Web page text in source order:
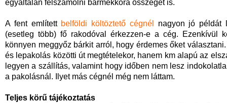
egyáltalán felszámolni bármekkora összeget is.
A fent említett belföldi költöztető cégnél
nagyon jó példát
(esetleg több) fő rakodóval érkezzen-e a cég. Ezenkívül
könnyen meggyőz bárkit arról, hogy érdemes őket
és lepakolás közötti út megtételekor, hanem km alapú az
legyen a szállítás, valamint hogy időben nem lesz
a pakolásnál. Ilyet más cégnél még nem láttam.
Teljes körű tájékoztatás